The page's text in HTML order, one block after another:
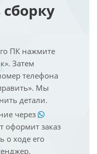
ПК нажмите
Затем
телефона
Мы
детали.
через
оформит заказ
о ходе его